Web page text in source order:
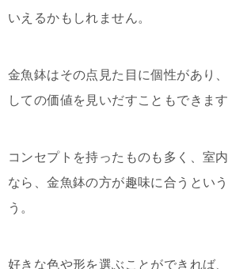
いえるかもしれません。
金魚鉢はその点見た目に個性があり
しての価値を見いだすこともできます
コンセプトを持ったものも多く、室
なら、金魚鉢の方が趣味に合うとい
う。
好きな色や形を選ぶことができれば